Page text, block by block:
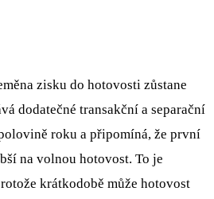
zisku do hotovosti zůstane
dodatečné transakční a separační
roku a připomíná, že první
na volnou hotovost. To je
krátkodobě může hotovost